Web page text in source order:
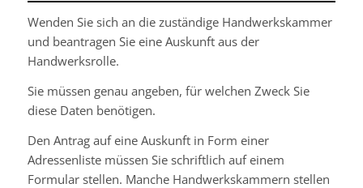
Wenden Sie sich an die zuständige Handwerkskammer
und beantragen Sie eine Auskunft aus der
Handwerksrolle.
Sie müssen genau angeben, für welchen Zweck Sie
diese Daten benötigen.
Den Antrag auf eine Auskunft in Form einer
Adressenliste müssen Sie schriftlich auf einem
Formular stellen. Manche Handwerkskammern stellen